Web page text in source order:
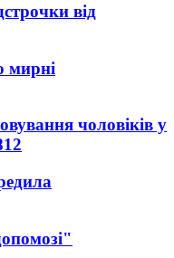
від
мирні
чоловіків у